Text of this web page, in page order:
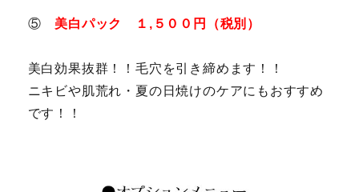
⑤ 美白パック １,５００円（税別）
美白効果抜群！！毛穴を引き締めます！！
ニキビや肌荒れ・夏の日焼けのケアにもおすすめ
です！！